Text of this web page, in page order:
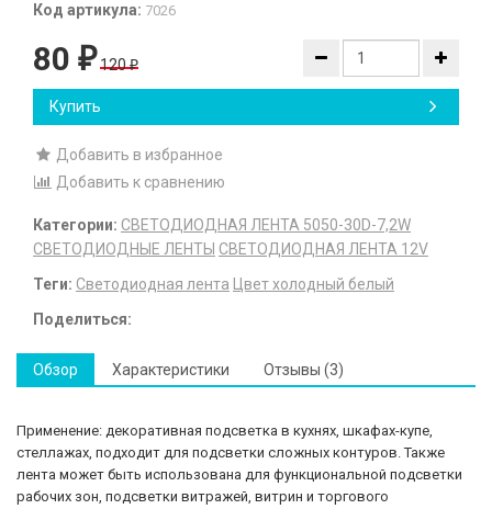
Код артикула: 7026
80 ₽120₽
Купить
Добавить в избранное
Добавить к сравнению
Категории: СВЕТОДИОДНАЯ ЛЕНТА 5050-30D-7,2W
СВЕТОДИОДНЫЕ ЛЕНТЫ СВЕТОДИОДНАЯ ЛЕНТА 12V
Теги: Светодиодная лента
Цвет холодный белый
Поделиться:
Обзор Характеристики Отзывы (3)
Применение: декоративная подсветка в кухнях, шкафах-купе,
стеллажах, подходит для подсветки сложных контуров. Также
лента может быть использована для функциональной подсветки
рабочих зон, подсветки витражей, витрин и торгового